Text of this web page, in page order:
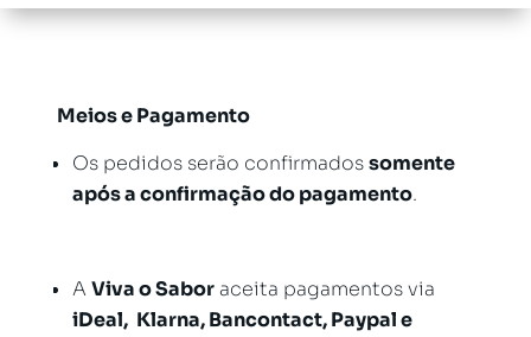
Meios e Pagamento
Os pedidos serão confirmadossomente
após a confirmação do pagamento.
A Viva o Saboraceita pagamentos via
iDeal, Klarna, Bancontact, Paypal e